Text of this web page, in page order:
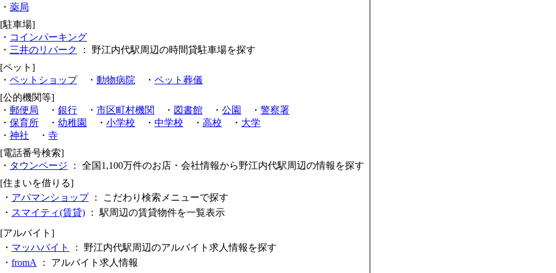
・ 薬局
[駐車場]
・ コインパーキング
・ 三井のリパーク
： 野江内代駅周辺の時間貸駐車場を探す
[ペット]
・ ペットショップ・ 動物病院 ・ ペット葬儀
[公的機関等]
・ 郵便局 ・ 銀行 ・ 市区町村機関 ・ 図書館 ・ 公園 ・ 警察署
・ 保育所 ・ 幼稚園 ・ 小学校 ・ 中学校 ・ 高校 ・ 大学
・ 神社 ・ 寺
[電話番号検索]
・ タウンページ ： 全国1,100万件のお店・会社情報から野江内代駅周辺の情報を探す
[住まいを借りる]
・ アパマンショップ： こだわり検索メニューで探す
・ スマイティ(賃貸) ： 駅周辺の賃貸物件を一覧表示
[アルバイト]
・ マッハバイト
： 野江内代駅周辺のアルバイト求人情報を探す
・ fromA ： アルバイト求人情報